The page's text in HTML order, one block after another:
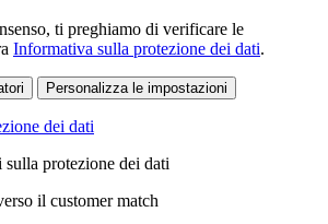
ti preghiamo di verificare le
Informativa sulla protezione dei dati.
Personalizza le impostazioni
dei dati
protezione dei dati
il customer match